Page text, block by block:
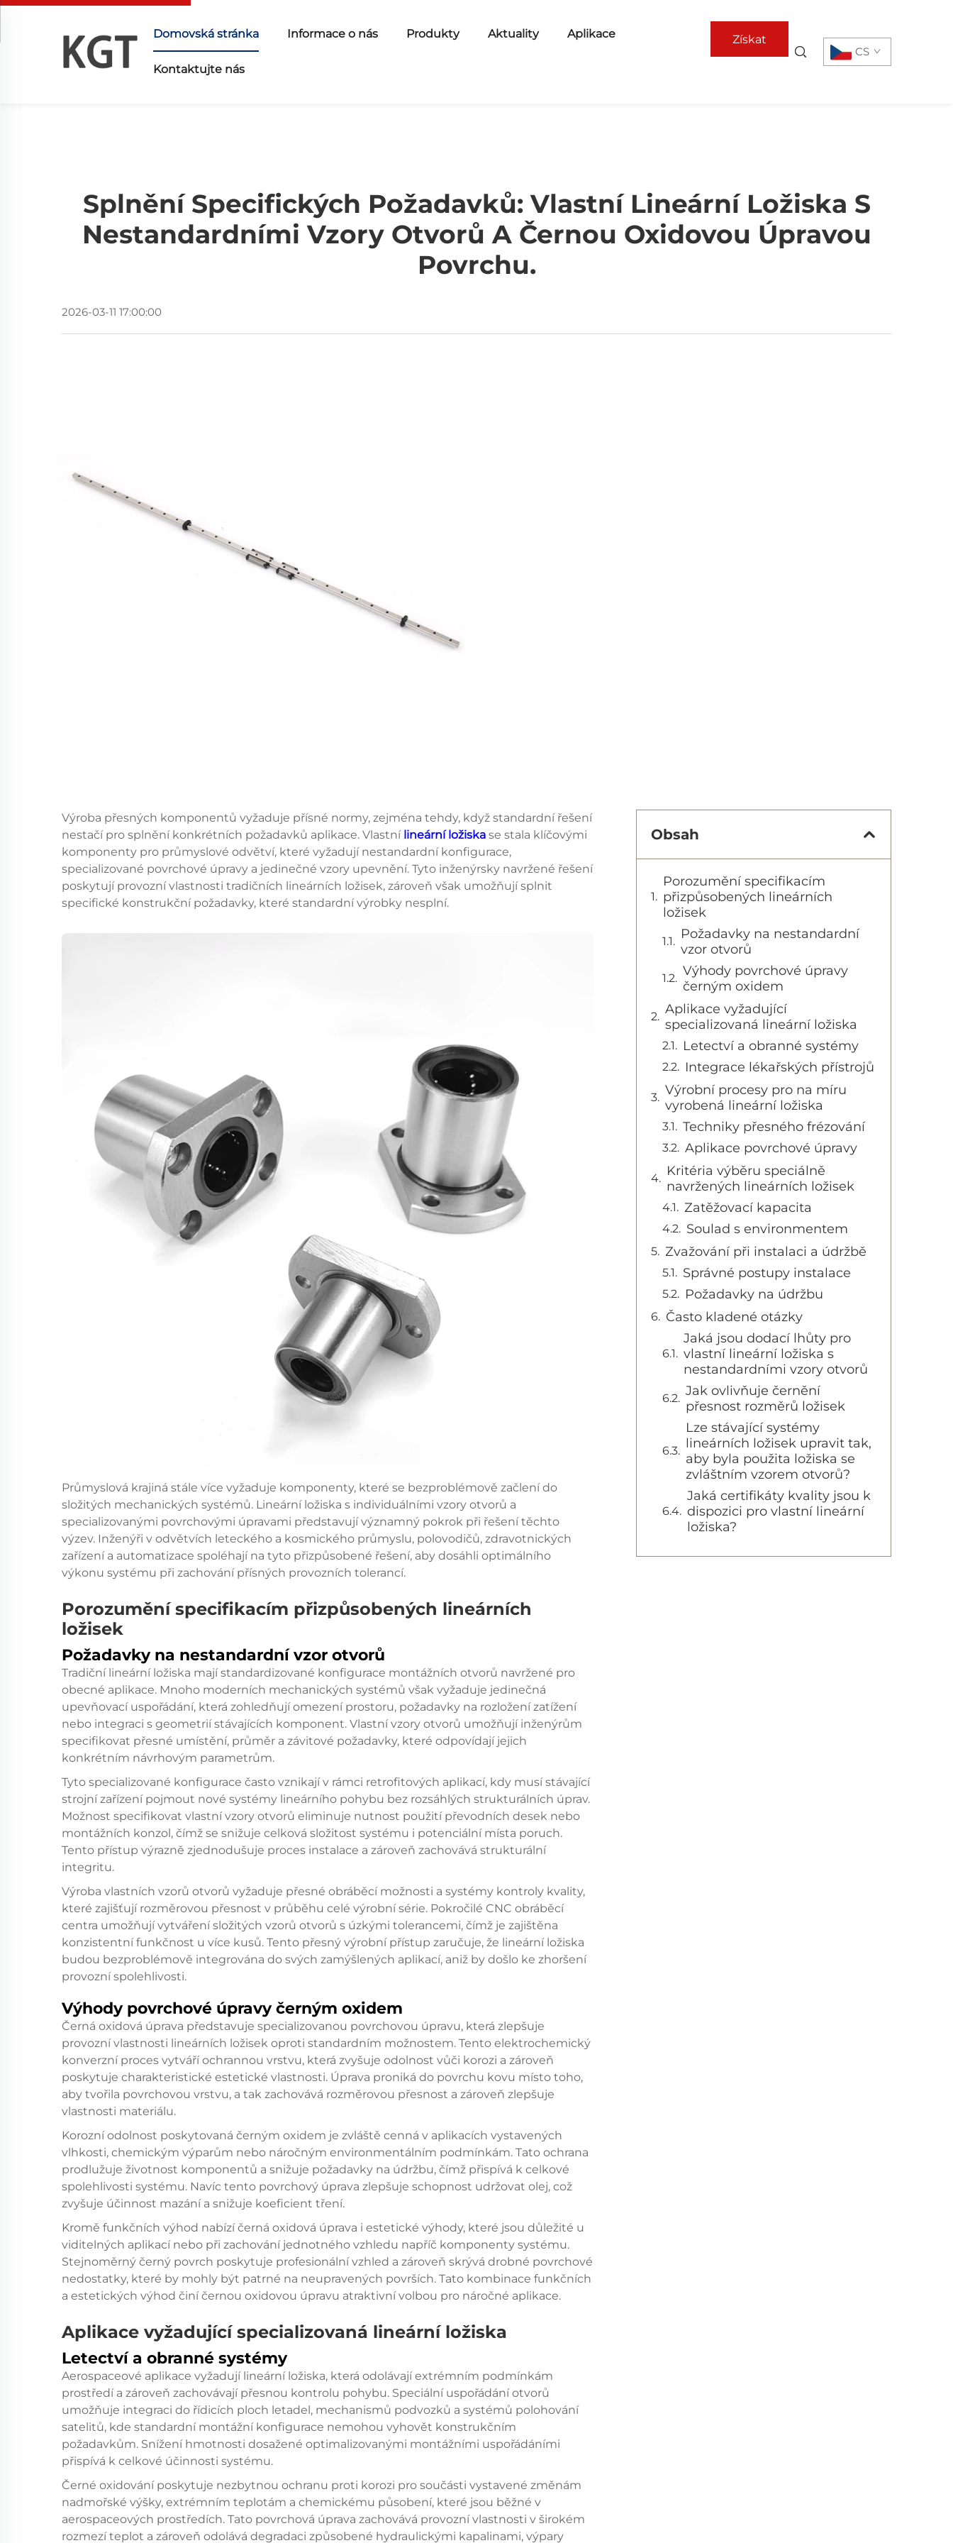
Domovská stránka Informace o nás Produkty Aktuality Aplikace
Kontaktujte nás
Získat
CS
Splnění Specifických Požadavků: Vlastní Lineární Ložiska S
Nestandardními Vzory Otvorů A Černou Oxidovou Úpravou
Povrchu.
2026-03-11 17:00:00
Výroba přesných komponentů vyžaduje přísné normy, zejména tehdy, když standardní řešení
nestačí pro splnění konkrétních požadavků aplikace. Vlastní lineární ložiska se stala klíčovými
komponenty pro průmyslové odvětví, které vyžadují nestandardní konfigurace,
specializované povrchové úpravy a jedinečné vzory upevnění. Tyto inženýrsky navržené řešení
poskytují provozní vlastnosti tradičních lineárních ložisek, zároveň však umožňují splnit
specifické konstrukční požadavky, které standardní výrobky nesplní.
Průmyslová krajiná stále více vyžaduje komponenty, které se bezproblémově začlení do
složitých mechanických systémů. Lineární ložiska s individuálními vzory otvorů a
specializovanými povrchovými úpravami představují významný pokrok při řešení těchto
výzev. Inženýři v odvětvích leteckého a kosmického průmyslu, polovodičů, zdravotnických
zařízení a automatizace spoléhají na tyto přizpůsobené řešení, aby dosáhli optimálního
výkonu systému při zachování přísných provozních tolerancí.
Porozumění specifikacím přizpůsobených lineárních
ložisek
Požadavky na nestandardní vzor otvorů
Tradiční lineární ložiska mají standardizované konfigurace montážních otvorů navržené pro
obecné aplikace. Mnoho moderních mechanických systémů však vyžaduje jedinečná
upevňovací uspořádání, která zohledňují omezení prostoru, požadavky na rozložení zatížení
nebo integraci s geometrií stávajících komponent. Vlastní vzory otvorů umožňují inženýrům
specifikovat přesné umístění, průměr a závitové požadavky, které odpovídají jejich
konkrétním návrhovým parametrům.
Tyto specializované konfigurace často vznikají v rámci retrofitových aplikací, kdy musí stávající
strojní zařízení pojmout nové systémy lineárního pohybu bez rozsáhlých strukturálních úprav.
Možnost specifikovat vlastní vzory otvorů eliminuje nutnost použití převodních desek nebo
montážních konzol, čímž se snižuje celková složitost systému i potenciální místa poruch.
Tento přístup výrazně zjednodušuje proces instalace a zároveň zachovává strukturální
integritu.
Výroba vlastních vzorů otvorů vyžaduje přesné obráběcí možnosti a systémy kontroly kvality,
které zajišťují rozměrovou přesnost v průběhu celé výrobní série. Pokročilé CNC obráběcí
centra umožňují vytváření složitých vzorů otvorů s úzkými tolerancemi, čímž je zajištěna
konzistentní funkčnost u více kusů. Tento přesný výrobní přístup zaručuje, že lineární ložiska
budou bezproblémově integrována do svých zamýšlených aplikací, aniž by došlo ke zhoršení
provozní spolehlivosti.
Výhody povrchové úpravy černým oxidem
Černá oxidová úprava představuje specializovanou povrchovou úpravu, která zlepšuje
provozní vlastnosti lineárních ložisek oproti standardním možnostem. Tento elektrochemický
konverzní proces vytváří ochrannou vrstvu, která zvyšuje odolnost vůči korozi a zároveň
poskytuje charakteristické estetické vlastnosti. Úprava proniká do povrchu kovu místo toho,
aby tvořila povrchovou vrstvu, a tak zachovává rozměrovou přesnost a zároveň zlepšuje
vlastnosti materiálu.
Korozní odolnost poskytovaná černým oxidem je zvláště cenná v aplikacích vystavených
vlhkosti, chemickým výparům nebo náročným environmentálním podmínkám. Tato ochrana
prodlužuje životnost komponentů a snižuje požadavky na údržbu, čímž přispívá k celkové
spolehlivosti systému. Navíc tento povrchový úprava zlepšuje schopnost udržovat olej, což
zvyšuje účinnost mazání a snižuje koeficient tření.
Kromě funkčních výhod nabízí černá oxidová úprava i estetické výhody, které jsou důležité u
viditelných aplikací nebo při zachování jednotného vzhledu napříč komponenty systému.
Stejnoměrný černý povrch poskytuje profesionální vzhled a zároveň skrývá drobné povrchové
nedostatky, které by mohly být patrné na neupravených površích. Tato kombinace funkčních
a estetických výhod činí černou oxidovou úpravu atraktivní volbou pro náročné aplikace.
Aplikace vyžadující specializovaná lineární ložiska
Letectví a obranné systémy
Aerospaceové aplikace vyžadují lineární ložiska, která odolávají extrémním podmínkám
prostředí a zároveň zachovávají přesnou kontrolu pohybu. Speciální uspořádání otvorů
umožňuje integraci do řídicích ploch letadel, mechanismů podvozků a systémů polohování
satelitů, kde standardní montážní konfigurace nemohou vyhovět konstrukčním
požadavkům. Snížení hmotnosti dosažené optimalizovanými montážními uspořádáními
přispívá k celkové účinnosti systému.
Černé oxidování poskytuje nezbytnou ochranu proti korozi pro součásti vystavené změnám
nadmořské výšky, extrémním teplotám a chemickému působení, které jsou běžné v
aerospaceových prostředích. Tato povrchová úprava zachovává provozní vlastnosti v širokém
rozmezí teplot a zároveň odolává degradaci způsobené hydraulickými kapalinami, výpary
Obsah
Porozumění specifikacím
přizpůsobených lineárních
ložisek
Požadavky na nestandardní
vzor otvorů
Výhody povrchové úpravy
černým oxidem
Aplikace vyžadující
specializovaná lineární ložiska
Letectví a obranné systémy
Integrace lékařských přístrojů
Výrobní procesy pro na míru
vyrobená lineární ložiska
Techniky přesného frézování
Aplikace povrchové úpravy
Kritéria výběru speciálně
navržených lineárních ložisek
Zatěžovací kapacita
Soulad s environmentem
Zvažování při instalaci a údržbě
Správné postupy instalace
Požadavky na údržbu
Často kladené otázky
Jaká jsou dodací lhůty pro
vlastní lineární ložiska s
nestandardními vzory otvorů
Jak ovlivňuje černění
přesnost rozměrů ložisek
Lze stávající systémy
lineárních ložisek upravit tak,
aby byla použita ložiska se
zvláštním vzorem otvorů?
Jaká certifikáty kvality jsou k
dispozici pro vlastní lineární
ložiska?